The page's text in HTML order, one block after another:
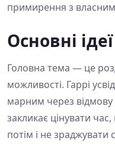
примирення з
Основні
Головна тема — це
можливості. Гаррі
марним через відмову
закликає цінувати
потім і не